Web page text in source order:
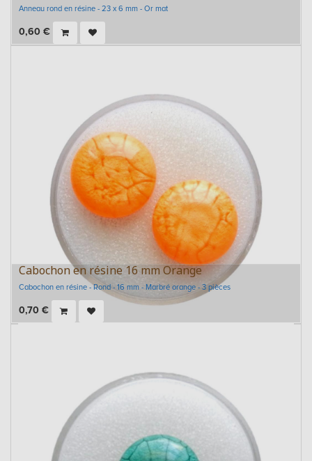
Anneau rond en résine - 23 x 6 mm - Or mat
0,60 €
Cabochon en résine 16 mm Orange
Cabochon en résine - Rond - 16 mm - Marbré orange - 3 pièces
0,70 €